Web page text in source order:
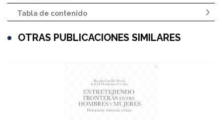
Tabla de contenido
OTRAS PUBLICACIONES SIMILARES